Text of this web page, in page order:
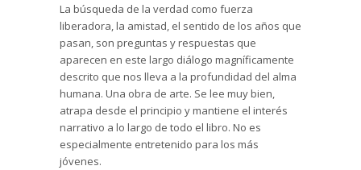
La búsqueda de la verdad como fuerza
liberadora, la amistad, el sentido de los años que
pasan, son preguntas y respuestas que
aparecen en este largo diálogo magníficamente
descrito que nos lleva a la profundidad del alma
humana. Una obra de arte. Se lee muy bien,
atrapa desde el principio y mantiene el interés
narrativo a lo largo de todo el libro. No es
especialmente entretenido para los más
jóvenes.